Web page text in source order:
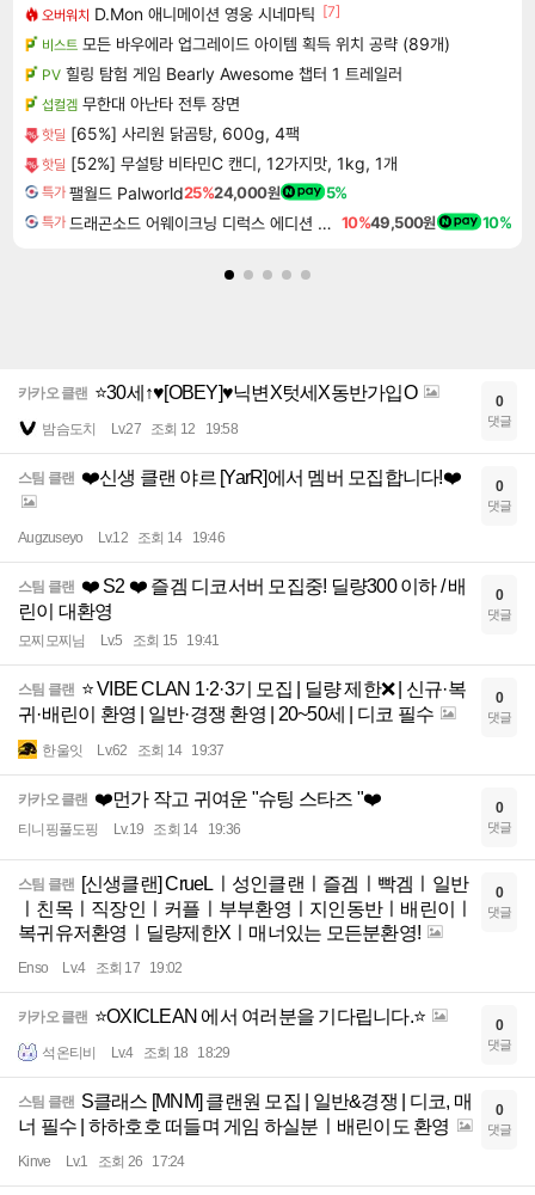
오버워치 D.Mon 애니메이션 영웅 시네마틱 [7]
비스트 모든 바우에라 업그레이드 아이템 획득 위치 공략 (89개)
PV 힐링 탐험 게임 Bearly Awesome 챕터 1 트레일러
섭컬겜 무한대 아난타 전투 장면
핫딜 [65%] 사리원 닭곰탕, 600g, 4팩
핫딜 [52%] 무설탕 비타민C 캔디, 12가지맛, 1kg, 1개
특가 팰월드 Palworld25%24,000원 5%
특가 드래곤소드 어웨이크닝 디럭스 에디션 DragonSword Awakening Deluxe Edition 10%49,500원 10%
카카오 클랜 ⭐30세↑♥️[OBEY]♥️닉변X텃세X동반가입O
밤슴도치 Lv.27 조회 12 19:58
0
댓글
스팀 클랜 ❤️신생 클랜 야르 [YarR]에서 멤버 모집합니다!❤️
Augzuseyo Lv.12 조회 14 19:46
0
댓글
스팀 클랜 ❤️ S2 ❤️ 즐겜 디코서버 모집중! 딜량300 이하 / 배
린이 대환영
모찌모찌님 Lv.5 조회 15 19:41
0
댓글
스팀 클랜 ⭐ VIBE CLAN 1·2·3기 모집 | 딜량 제한❌ | 신규·복
귀·배린이 환영 | 일반·경쟁 환영 | 20~50세 | 디코 필수
한울잇 Lv.62 조회 14 19:37
0
댓글
카카오 클랜 ❤️먼가 작고 귀여운 "슈팅 스타즈 "❤️
티니핑풀도핑 Lv.19 조회 14 19:36
0
댓글
스팀 클랜 [신생클랜] CrueLㅣ성인클랜ㅣ즐겜ㅣ빡겜ㅣ일반
ㅣ친목ㅣ직장인ㅣ커플ㅣ부부환영ㅣ지인동반ㅣ배린이ㅣ
복귀유저환영ㅣ딜량제한Xㅣ매너있는 모든분환영!
Enso Lv.4 조회 17 19:02
0
댓글
카카오 클랜 ⭐OXICLEAN 에서 여러분을 기다립니다.⭐
석온티비 Lv.4 조회 18 18:29
0
댓글
스팀 클랜 S클래스 [MNM] 클랜원 모집 | 일반&경쟁 | 디코, 매
너 필수 | 하하호호 떠들며 게임 하실분ㅣ배린이도 환영
Kinve Lv.1 조회 26 17:24
0
댓글